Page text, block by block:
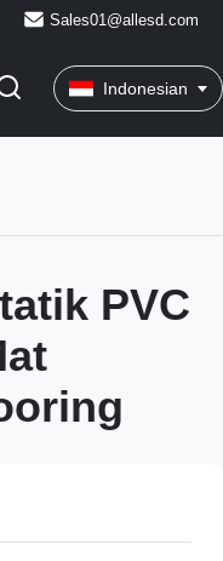
Sales01@allesd.com
Indonesian
PVC